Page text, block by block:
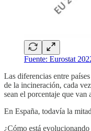
Fuente: Eurostat
Las diferencias entre
de la incineración, cada
sean el porcentaje que van
En España, todavía la
¿Cómo está